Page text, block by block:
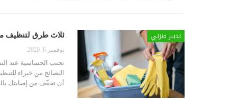
تدبير منزلي ثلاث طرق لتنظيف
نوفمبر 6, 2020
تجنب الحساسية عند
النصائح من خبراء
أن تخفّف من إصابتك